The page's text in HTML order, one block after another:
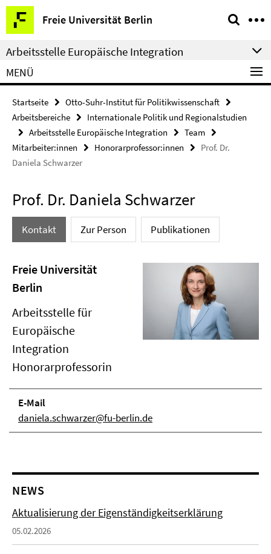
Springe
direkt
zu
Inhalt
Freie Universität Berlin
Service-
Navigation
Arbeitsstelle Europäische Integration
MENÜ
Startseite
Otto-Suhr-Institut für Politikwissenschaft
Arbeitsbereiche
Internationale Politik und Regionalstudien
Arbeitsstelle Europäische Integration
Team
Mitarbeiter:innen
Honorarprofessor:innen
Prof. Dr.
Daniela Schwarzer
Prof. Dr. Daniela Schwarzer
Kontakt Zur Person Publikationen
Freie Universität
Berlin
Arbeitsstelle für
Europäische
Integration
Honorarprofessorin
E-Mail
daniela.schwarzer@fu-berlin.de
NEWS
Aktualisierung der Eigenständigkeitserklärung
05.02.2026